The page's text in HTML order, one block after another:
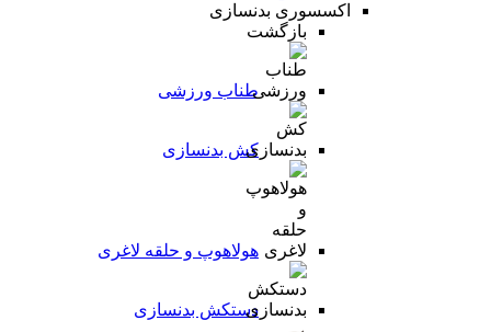
اکسسوری بدنسازی
بازگشت
طناب ورزشی
کش بدنسازی
هولاهوپ و حلقه لاغری
دستکش بدنسازی